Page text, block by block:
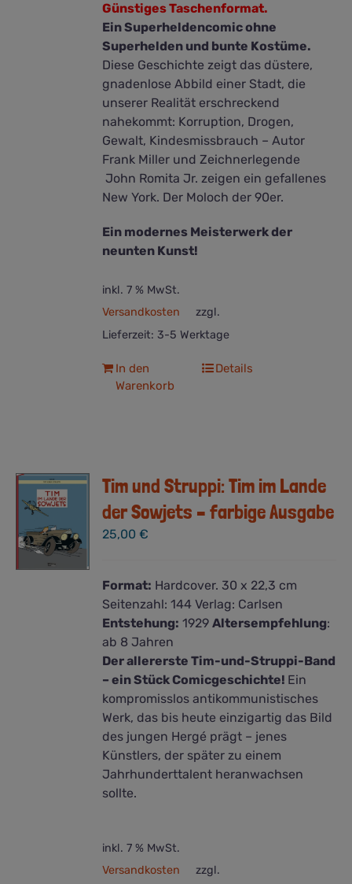
Günstiges Taschenformat.
Ein Superheldencomic ohne
Superhelden und bunte Kostüme.
Diese Geschichte zeigt das düstere,
gnadenlose Abbild einer Stadt, die
unserer Realität erschreckend
nahekommt: Korruption, Drogen,
Gewalt, Kindesmissbrauch – Autor
Frank Miller und Zeichnerlegende
John Romita Jr. zeigen ein gefallenes
New York. Der Moloch der 90er.
Ein modernes Meisterwerk der
neunten Kunst!
inkl. 7 % MwSt.
zzgl.
Versandkosten
Lieferzeit: 3-5 Werktage
In den
Warenkorb
Details
Tim und Struppi: Tim im Lande
der Sowjets – farbige Ausgabe
25,00€
Format: Hardcover. 30 x 22,3 cm
Seitenzahl: 144Verlag: Carlsen
Entstehung: 1929Altersempfehlung:
ab 8 Jahren
Der allererste Tim-und-Struppi-Band
– ein Stück Comicgeschichte! Ein
kompromisslos antikommunistisches
Werk, das bis heute einzigartig das Bild
des jungen Hergé prägt – jenes
Künstlers, der später zu einem
Jahrhunderttalent heranwachsen
sollte.
inkl. 7 % MwSt.
zzgl.
Versandkosten